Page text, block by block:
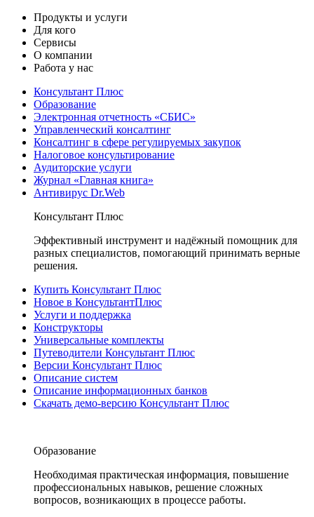
Продукты и услуги
Для кого
Сервисы
О компании
Работа у нас
Консультант Плюс
Образование
Электронная отчетность «СБИС»
Управленческий консалтинг
Консалтинг в сфере регулируемых закупок
Налоговое консультирование
Аудиторские услуги
Журнал «Главная книга»
Антивирус Dr.Web
Консультант Плюс
Эффективный инструмент и надёжный помощник для
разных специалистов, помогающий принимать верные
решения.
Купить Консультант Плюс
Новое в КонсультантПлюс
Услуги и поддержка
Конструкторы
Универсальные комплекты
Путеводители Консультант Плюс
Версии Консультант Плюс
Описание систем
Описание информационных банков
Скачать демо-версию Консультант Плюс
Образование
Необходимая практическая информация, повышение
профессиональных навыков, решение сложных
вопросов, возникающих в процессе работы.